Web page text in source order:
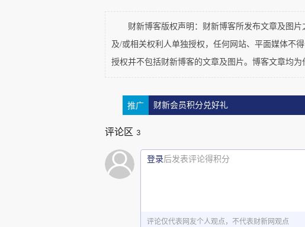
财新博客版权声明：财新博客所发布文章及图片
及/或相关权利人单独授权，任何网站、平面媒体不
授权并不包括财新博客的文章及图片。博客文章均为
推广 财新会员积分兑好礼
评论区 3
登录后发表评论得积分
评论仅代表网友个人观点，不代表财新网观点